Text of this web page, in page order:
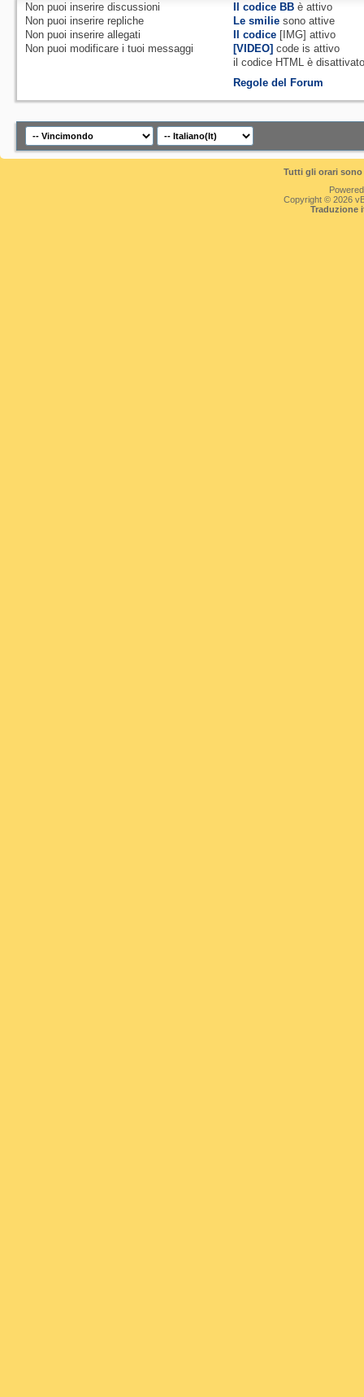
Non puoi inserire discussioni
Non puoi inserire repliche
Non puoi inserire allegati
Non puoi modificare i tuoi messaggi
Il codice BB èattivo
Le smilie sono attive
Il codice [IMG]attivo
[VIDEO] code isattivo
il codice HTML è
Regole del Forum
Tutti gli orari
Copyright © 2026
Traduzione